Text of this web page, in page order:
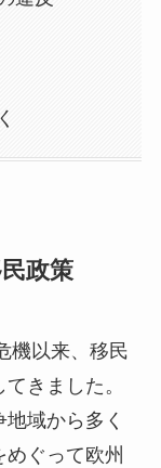
政策
機以来、移民
きました。
域から多く
ぐって欧州